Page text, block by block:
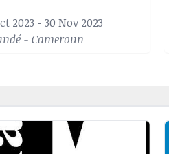
2023 - 30 Nov 2023
- Cameroun